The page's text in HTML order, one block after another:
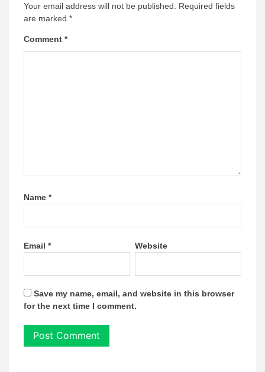
Your email address will not be published.
Required fields
are marked *
Comment *
Name *
Email * Website
Save my name, email, and website in this browser
for the next time I comment.